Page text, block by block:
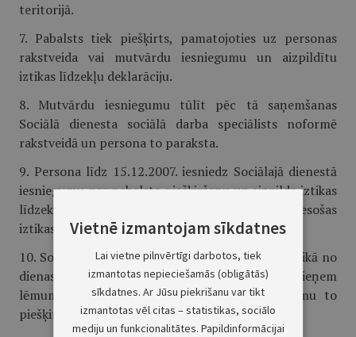
teritorijā.
7. Pabalsts tiek piešķirts, pamatojoties uz personas
rakstveida vai mutvārdu iesniegumu un aizpildītu
iztikas līdzekļu deklarāciju.
8. Mutvārdu iesniegumu tūlīt pēc tā saņemšanas
Sociālā dienesta sociālā darba speciālists noformē
rakstveidā un persona to paraksta.
9. Persona līdz 15.12.2007. iesniedz Sociālajā dienestā
iesniegumu par pabalsta piešķiršanu un aizpilda iztikas
līdzekļu deklarāciju (ja personai nav spēkā esošas
iztikas līdzekļu deklarācijas).
10. Sociālais dienests ne vēlāk kā desmit dienu laikā no
dienas, kad saņemts personas iesniegums, pieņem
lēmumu par pabalsta piešķiršanu vai atteikumu to
piešķirt.
Vietnē izmantojam sīkdatnes
Lai vietne pilnvērtīgi darbotos, tiek
izmantotas nepieciešamās (obligātās)
sīkdatnes. Ar Jūsu piekrišanu var tikt
izmantotas vēl citas – statistikas, sociālo
mediju un funkcionalitātes. Papildinformācijai